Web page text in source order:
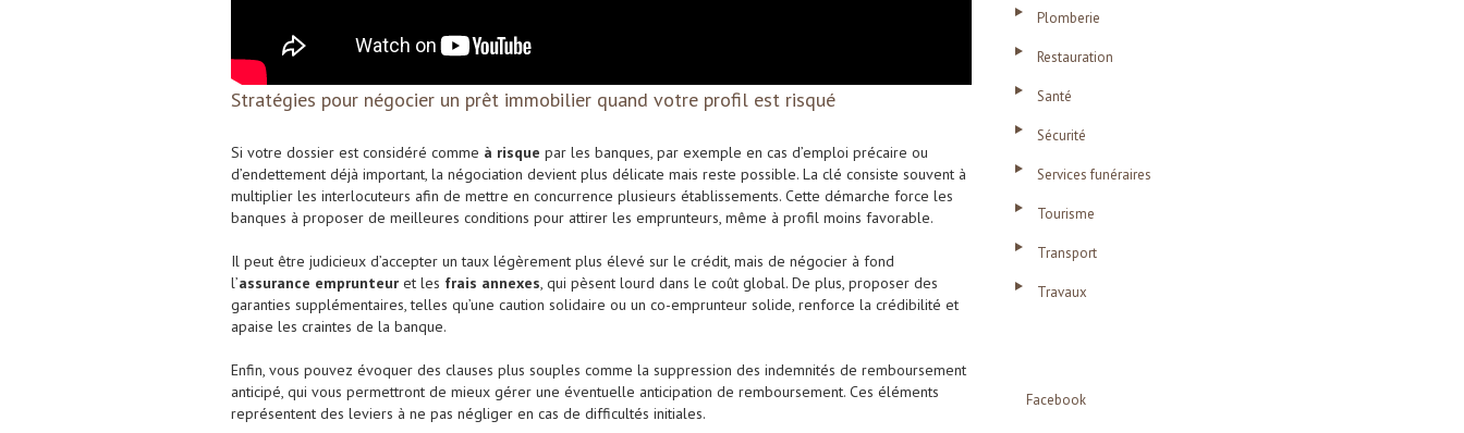
Stratégies pour négocier un prêt immobilier quand votre profil est risqué
Si votre dossier est considéré comme à risque par les banques, par exemple en cas d’emploi précaire ou
d’endettement déjà important, la négociation devient plus délicate mais reste possible. La clé consiste souvent à
multiplier les interlocuteurs afin de mettre en concurrence plusieurs établissements. Cette démarche force les
banques à proposer de meilleures conditions pour attirer les emprunteurs, même à profil moins favorable.
Il peut être judicieux d’accepter un taux légèrement plus élevé sur le crédit, mais de négocier à fond
l’assurance emprunteur et les frais annexes, qui pèsent lourd dans le coût global. De plus, proposer des
garanties supplémentaires, telles qu’une caution solidaire ou un co-emprunteur solide, renforce la crédibilité et
apaise les craintes de la banque.
Enfin, vous pouvez évoquer des clauses plus souples comme la suppression des indemnités de remboursement
anticipé, qui vous permettront de mieux gérer une éventuelle anticipation de remboursement. Ces éléments
représentent des leviers à ne pas négliger en cas de difficultés initiales.
Plomberie
Restauration
Santé
Sécurité
Services funéraires
Tourisme
Transport
Travaux
Facebook